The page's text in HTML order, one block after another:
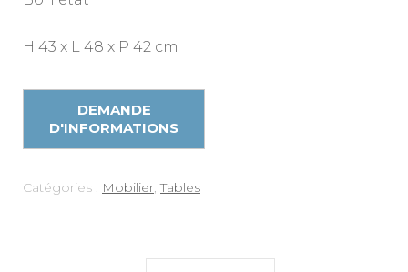
H 43 x L 48 x P 42 cm
Catégories : Mobilier,Tables